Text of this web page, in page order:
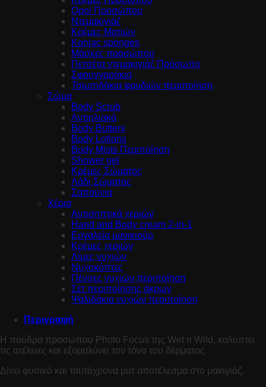
Οροί Προσώπου
Ντεμακιγιάζ
Κρέμες Ματιών
Konjac sponges
Μάσκες προσώπου
Πετσέτα ντεμακιγιάζ Πρόσωπο
Σφουγγαράκια
Τσιμπιδάκια φρυδιών περιποίηση
Σώμα
Body Scrub
Αντιηλιακά
Body Butters
Body Lotions
Body Mists Περιποίηση
Shower gel
Κρέμες Σώματος
Λάδι Σώματος
Σαπούνια
Χέρια
Αντισηπτικά χεριών
Hand and Body cream 2-in-1
Εργαλεία μανικιούρ
Κρέμες χεριών
Λίμες νυχιών
Νυχοκόπτες
Πένσες νυχιών περιποίηση
Σετ περιποίησης άκρων
Ψαλιδάκια νυχιών περιποίηση
Περιγραφή
Η πούδρα προσώπου Photo Focus της Wet n Wild, καλύπτει
τις ατέλειες και εξομαλύνει τον τόνο του δέρματος.
Δίνει φυσικό και ταυτόχρονα ματ αποτέλεσμα στο μακιγιάζ.